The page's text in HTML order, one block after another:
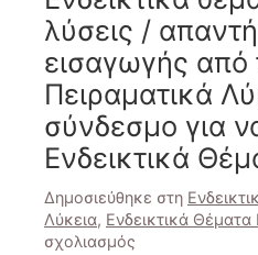
λύσεις /
εισαγωγής από
Πειραματικά
σύνδεσμο για
Ενδεικτικά
Δημοσιεύθηκε στη
Λύκεια, Ενδεικτικά
σχολιασμός